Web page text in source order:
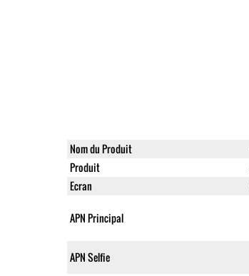
Nom du Produit
Produit
Ecran
APN Principal
APN Selfie